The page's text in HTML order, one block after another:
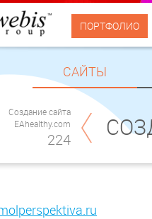
ПОРТФОЛИО
САЙТЫ
Создание сайта
EAhealthy.com
224